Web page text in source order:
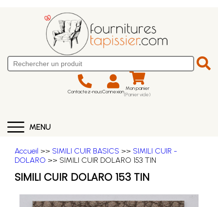
Contactez-nousConnexion Mon panier
(Panier vide)
MENU
Accueil >> SIMILI CUIR BASICS >> SIMILI CUIR -
DOLARO >> SIMILI CUIR DOLARO 153 TIN
SIMILI CUIR DOLARO 153 TIN